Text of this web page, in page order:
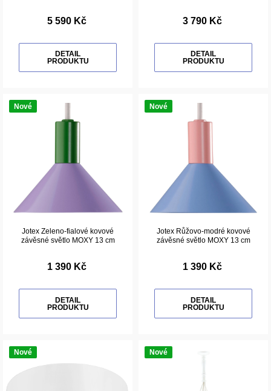
5 590 Kč
DETAIL
PRODUKTU
3 790 Kč
DETAIL
PRODUKTU
Nové
Jotex Zeleno-fialové kovové
závěsné světlo MOXY 13 cm
1 390 Kč
DETAIL
PRODUKTU
Nové
Jotex Růžovo-modré kovové
závěsné světlo MOXY 13 cm
1 390 Kč
DETAIL
PRODUKTU
Nové Nové